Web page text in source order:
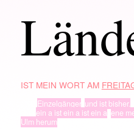
IST MEIN WORT AM
Einzelgänger, und ist bisher.
ein a ist ein a ist ein a, ene
Ulm herum